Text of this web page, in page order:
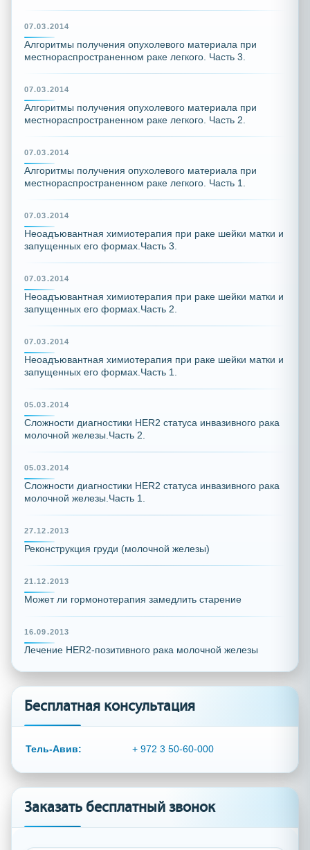
07.03.2014
Алгоритмы получения опухолевого материала при
местнораспространенном раке легкого. Часть 3.
07.03.2014
Алгоритмы получения опухолевого материала при
местнораспространенном раке легкого. Часть 2.
07.03.2014
Алгоритмы получения опухолевого материала при
местнораспространенном раке легкого. Часть 1.
07.03.2014
Неоадъювантная химиотерапия при раке шейки матки и
запущенных его формах.Часть 3.
07.03.2014
Неоадъювантная химиотерапия при раке шейки матки и
запущенных его формах.Часть 2.
07.03.2014
Неоадъювантная химиотерапия при раке шейки матки и
запущенных его формах.Часть 1.
05.03.2014
Сложности диагностики HER2 статуса инвазивного рака
молочной железы.Часть 2.
05.03.2014
Сложности диагностики HER2 статуса инвазивного рака
молочной железы.Часть 1.
27.12.2013
Реконструкция груди (молочной железы)
21.12.2013
Может ли гормонотерапия замедлить старение
16.09.2013
Лечение HER2-позитивного рака молочной железы
Бесплатная консультация
Тель-Авив: + 972 3 50-60-000
Заказать бесплатный звонок